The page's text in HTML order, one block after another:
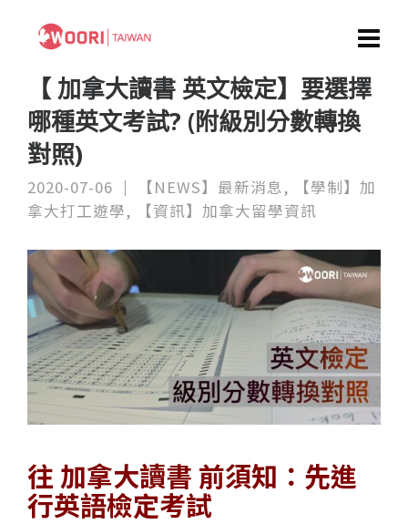
【 加拿大讀書 英文檢定】要選擇
哪種英文考試? (附級別分數轉換
對照)
2020-07-06 【NEWS】最新消息,
【學制】加
拿大打工遊學, 【資訊】加拿大留學資訊
往 加拿大讀書 前須知：先進
行英語檢定考試